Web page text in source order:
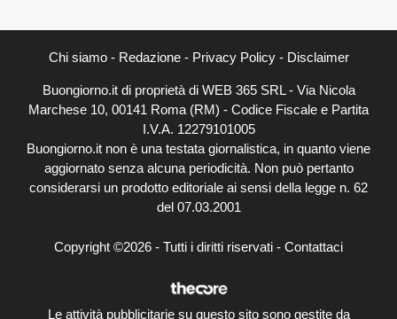
Chi siamo- Redazione- Privacy Policy- Disclaimer
Buongiorno.it di proprietà di WEB 365 SRL - Via Nicola
Marchese 10, 00141 Roma (RM) - Codice Fiscale e Partita
I.V.A. 12279101005
Buongiorno.it non è una testata giornalistica, in quanto viene
aggiornato senza alcuna periodicità. Non può pertanto
considerarsi un prodotto editoriale ai sensi della legge n. 62
del 07.03.2001
Copyright ©2026 - Tutti i diritti riservati - Contattaci
Le attività pubblicitarie su questo sito sono gestite da